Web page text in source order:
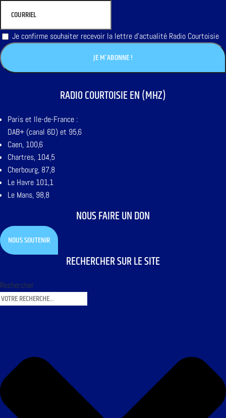
Je confirme souhaiter recevoir la lettre d'actualité Radio Courtoisie
RADIO COURTOISIE EN (MHZ)
Paris et Ile-de-France :
DAB+ (canal 6D) et 95,6
Caen, 100,6
Chartres, 104,5
Cherbourg, 87,8
Le Havre 101,1
Le Mans, 98,8
NOUS FAIRE UN DON
NOUS SOUTENIR
RECHERCHER SUR LE SITE
Rechercher